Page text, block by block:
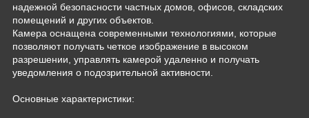
надежной безопасности частных домов, офисов, складских
помещений и других объектов.
Камера оснащена современными технологиями, которые
позволяют получать четкое изображение в высоком
разрешении, управлять камерой удаленно и получать
уведомления о подозрительной активности.
Основные характеристики: